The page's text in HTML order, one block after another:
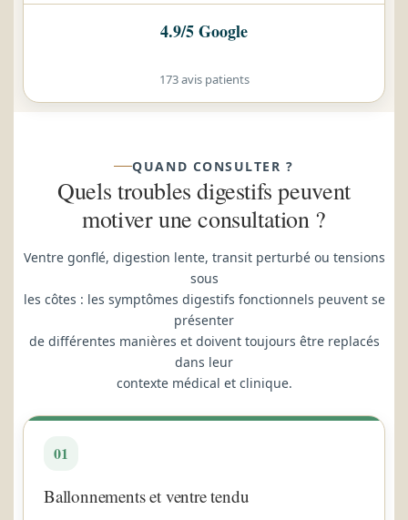
4.9/5 Google
173 avis patients
QUAND CONSULTER ?
Quels troubles digestifs peuvent
motiver une consultation ?
Ventre gonflé, digestion lente, transit perturbé ou tensions
sous
les côtes : les symptômes digestifs fonctionnels peuvent se
présenter
de différentes manières et doivent toujours être replacés
dans leur
contexte médical et clinique.
01
Ballonnements et ventre tendu